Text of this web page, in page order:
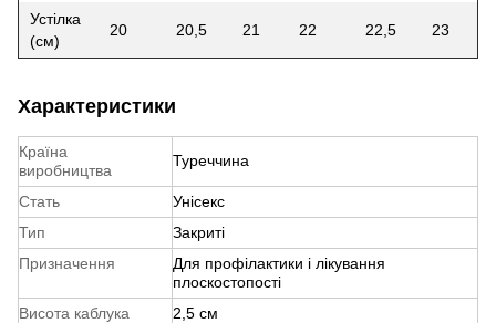
Устілка
(см)
20 20,5 21 22 22,5 23
Характеристики
Країна
виробництва
Туреччина
Стать
Унісекс
Тип
Закриті
Призначення
Для профілактики і лікування
плоскостопості
Висота каблука
2,5 см